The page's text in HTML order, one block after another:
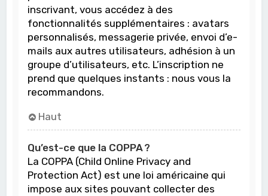
inscrivant, vous accédez à des
fonctionnalités supplémentaires : avatars
personnalisés, messagerie privée, envoi d’e-
mails aux autres utilisateurs, adhésion à un
groupe d’utilisateurs, etc. L’inscription ne
prend que quelques instants : nous vous la
recommandons.
Haut
Qu’est-ce que la COPPA ?
La COPPA (Child Online Privacy and
Protection Act) est une loi américaine qui
impose aux sites pouvant collecter des